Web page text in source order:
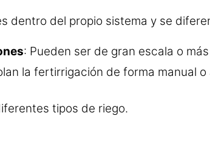
dentro del propio sistema y se
: Pueden ser de gran escala o
la fertirrigación de forma manual
tipos de riego.